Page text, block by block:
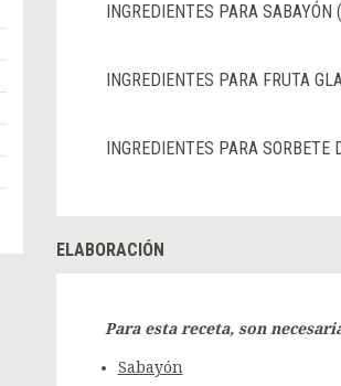
INGREDIENTES PARA SABAYÓN
INGREDIENTES PARA FRUTA
INGREDIENTES PARA
ELABORACIÓN
Para esta receta, son
Sabayón